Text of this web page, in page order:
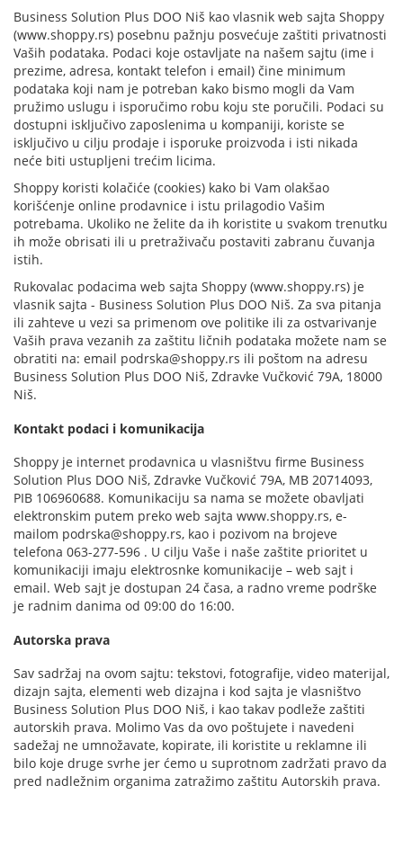
Business Solution Plus DOO Niš kao vlasnik web sajta Shoppy
(www.shoppy.rs) posebnu pažnju posvećuje zaštiti privatnosti
Vaših podataka. Podaci koje ostavljate na našem sajtu (ime i
prezime, adresa, kontakt telefon i email) čine minimum
podataka koji nam je potreban kako bismo mogli da Vam
pružimo uslugu i isporučimo robu koju ste poručili. Podaci su
dostupni isključivo zaposlenima u kompaniji, koriste se
isključivo u cilju prodaje i isporuke proizvoda i isti nikada
neće biti ustupljeni trećim licima.
Shoppy koristi kolačiće (cookies) kako bi Vam olakšao
korišćenje online prodavnice i istu prilagodio Vašim
potrebama. Ukoliko ne želite da ih koristite u svakom trenutku
ih može obrisati ili u pretraživaču postaviti zabranu čuvanja
istih.
Rukovalac podacima web sajta Shoppy (www.shoppy.rs) je
vlasnik sajta - Business Solution Plus DOO Niš. Za sva pitanja
ili zahteve u vezi sa primenom ove politike ili za ostvarivanje
Vaših prava vezanih za zaštitu ličnih podataka možete nam se
obratiti na: email podrska@shoppy.rs ili poštom na adresu
Business Solution Plus DOO Niš, Zdravke Vučković 79A, 18000
Niš.
Kontakt podaci i komunikacija
Shoppy je internet prodavnica u vlasništvu firme Business
Solution Plus DOO Niš, Zdravke Vučković 79A, MB 20714093,
PIB 106960688. Komunikaciju sa nama se možete obavljati
elektronskim putem preko web sajta www.shoppy.rs, e-
mailom podrska@shoppy.rs, kao i pozivom na brojeve
telefona 063-277-596 . U cilju Vaše i naše zaštite prioritet u
komunikaciji imaju elektrosnke komunikacije – web sajt i
email. Web sajt je dostupan 24 časa, a radno vreme podrške
je radnim danima od 09:00 do 16:00.
Autorska prava
Sav sadržaj na ovom sajtu: tekstovi, fotografije, video materijal,
dizajn sajta, elementi web dizajna i kod sajta je vlasništvo
Business Solution Plus DOO Niš, i kao takav podleže zaštiti
autorskih prava. Molimo Vas da ovo poštujete i navedeni
sadežaj ne umnožavate, kopirate, ili koristite u reklamne ili
bilo koje druge svrhe jer ćemo u suprotnom zadržati pravo da
pred nadležnim organima zatražimo zaštitu Autorskih prava.